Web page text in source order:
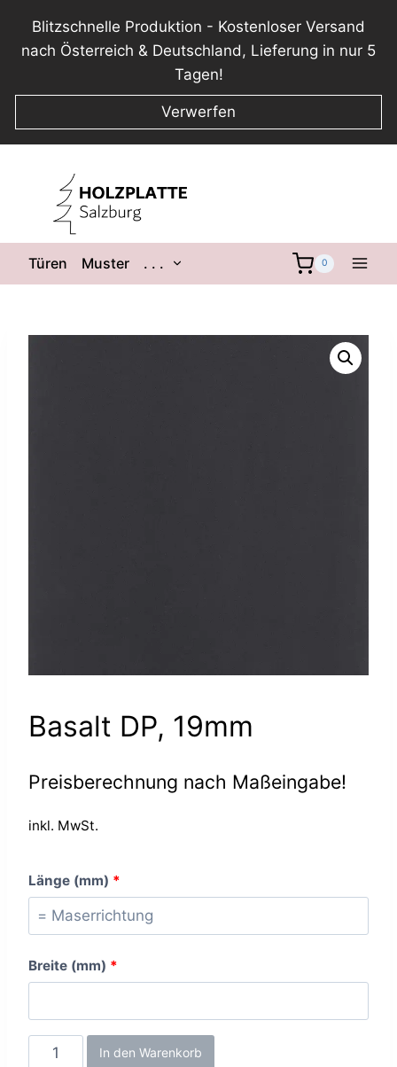
Blitzschnelle Produktion - Kostenloser Versand
nach Österreich & Deutschland, Lieferung in nur 5
Tagen!
Verwerfen
springen
Türen Muster . . . 0
Basalt DP, 19mm
Preisberechnung nach Maßeingabe!
inkl. MwSt.
Länge (mm) *
Breite (mm) *
Basalt
In den Warenkorb